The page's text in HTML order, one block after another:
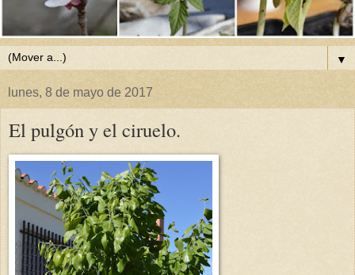
▼
lunes, 8 de mayo de 2017
El pulgón y el ciruelo.